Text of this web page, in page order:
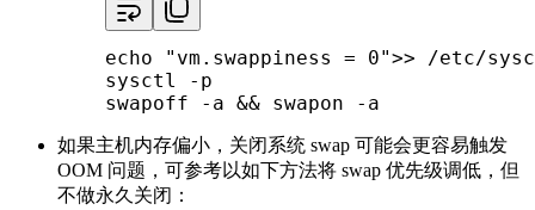
echo "vm.swappiness = 0">> /etc/
sysctl -p
swapoff -a && swapon -a
如果主机内存偏小，关闭系统 swap 可能会更容易触发
OOM 问题，可参考以如下方法将 swap 优先级调低，但
不做永久关闭：